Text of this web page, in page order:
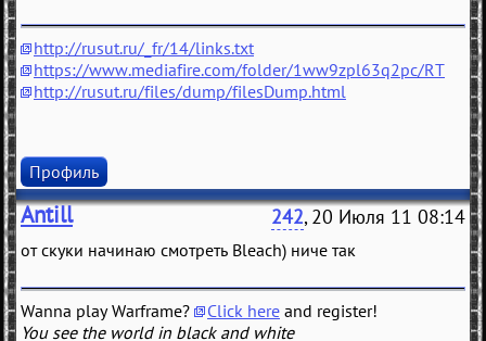
http://rusut.ru/_fr/14/links.txt
https://www.mediafire.com/folder/1ww9zpl63q2pc/RT
http://rusut.ru/files/dump/filesDump.html
Профиль
Antill 242, 20 Июля 11 08:14
от скуки начинаю смотреть Bleach) ниче так
Wanna play Warframe? Click here and register!
You see the world in black and white